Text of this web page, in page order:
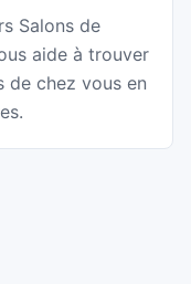
Salons de
aide à trouver
de chez vous en